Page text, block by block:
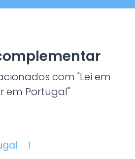
com "Lei em
em Portugal"
1